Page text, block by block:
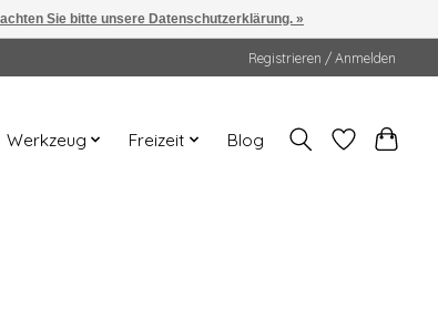
Registrieren / Anmelden
Werkzeug Freizeit Blog
Sie bitte unsere Datenschutzerklärung. »